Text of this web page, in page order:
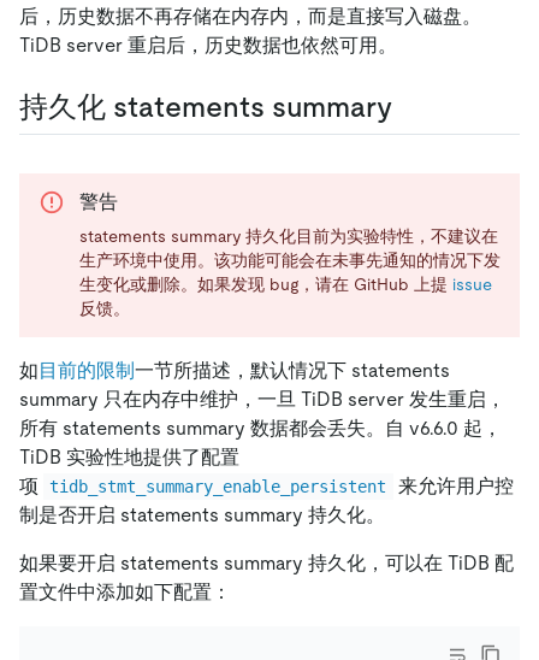
后，历史数据不再存储在内存内，而是直接写入磁盘。
TiDB server 重启后，历史数据也依然可用。
持久化 statements summary
警告
statements summary 持久化目前为实验特性，不建议在
生产环境中使用。该功能可能会在未事先通知的情况下发
生变化或删除。如果发现 bug，请在 GitHub 上提 issue
反馈。
如目前的限制一节所描述，默认情况下 statements
summary 只在内存中维护，一旦 TiDB server 发生重启，
所有 statements summary 数据都会丢失。自 v6.6.0 起，
TiDB 实验性地提供了配置
项
tidb_stmt_summary_enable_persistent
来允许用户控
制是否开启 statements summary 持久化。
如果要开启 statements summary 持久化，可以在 TiDB 配
置文件中添加如下配置：